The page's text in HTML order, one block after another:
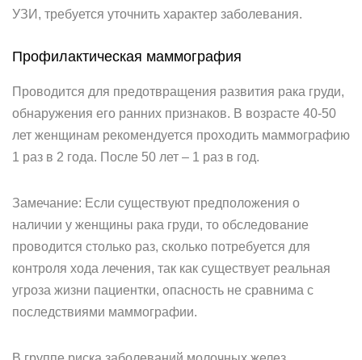
УЗИ, требуется уточнить характер заболевания.
Профилактическая маммография
Проводится для предотвращения развития рака груди,
обнаружения его ранних признаков. В возрасте 40-50
лет женщинам рекомендуется проходить маммографию
1 раз в 2 года. После 50 лет – 1 раз в год.
Замечание: Если существуют предположения о
наличии у женщины рака груди, то обследование
проводится столько раз, сколько потребуется для
контроля хода лечения, так как существует реальная
угроза жизни пациентки, опасность не сравнима с
последствиями маммографии.